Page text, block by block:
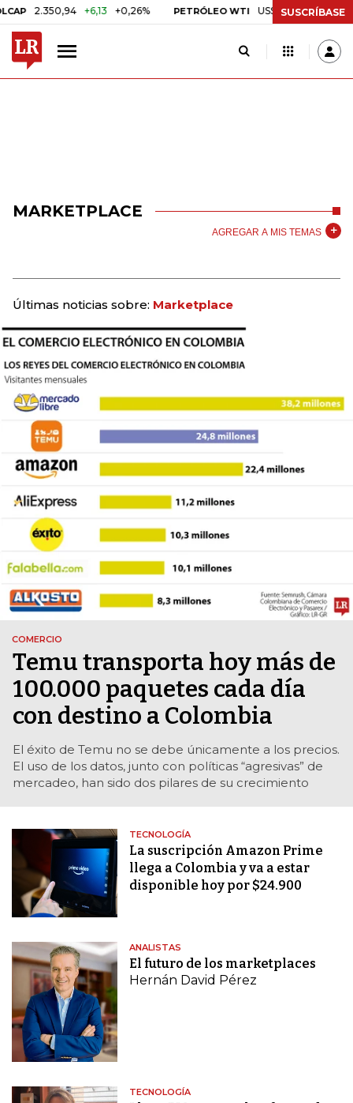
2.350,94 +6,13 +0,26% PETRÓLEO WTI US$ 78,01 US$ 2,92
SUSCRÍBASE
MARKETPLACE
AGREGAR A MIS TEMAS
Últimas noticias sobre: Marketplace
COMERCIO
Temu transporta hoy más de
100.000 paquetes cada día
con destino a Colombia
El éxito de Temu no se debe únicamente a los precios.
El uso de los datos, junto con políticas “agresivas” de
mercadeo, han sido dos pilares de su crecimiento
TECNOLOGÍA
La suscripción Amazon Prime
llega a Colombia y va a estar
disponible hoy por $24.900
ANALISTAS
El futuro de los marketplaces
Hernán David Pérez
TECNOLOGÍA